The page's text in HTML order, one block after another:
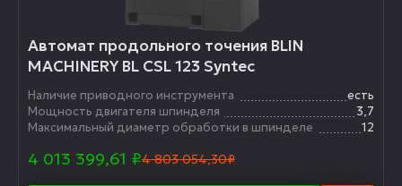
Автомат продольного точения BLIN
MACHINERY BL CSL 123 Syntec
Наличие приводного инструмента
есть
Мощность двигателя шпинделя
3,7
Максимальный диаметр обработки в шпинделе
12
4 013 399,61 ₽4 803 054,30₽